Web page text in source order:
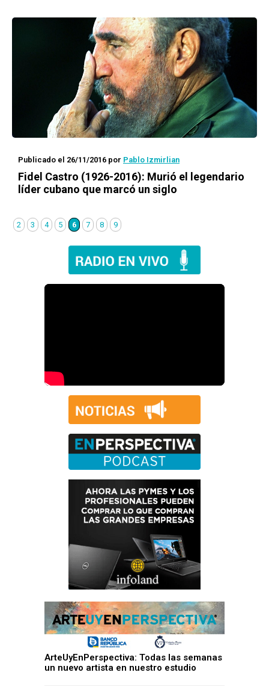
Publicado el 26/11/2016 por Pablo Izmirlian
Fidel Castro (1926-2016): Murió el legendario
líder cubano que marcó un siglo
2 3 4 5 6 7 8 9
ArteUyEnPerspectiva: Todas las semanas
un nuevo artista en nuestro estudio